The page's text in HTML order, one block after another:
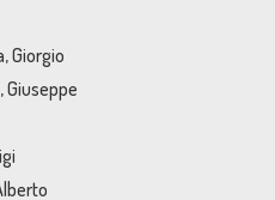
Giorgio
Giuseppe